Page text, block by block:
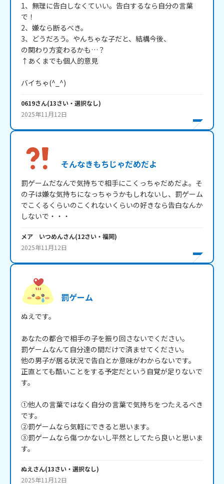
1、無理に告白しなくていい。告白するなら自分の言葉
で！
2、嫌なら断るべき。
3、どうだろう。やんちゃな子だと、結構今後、
の関わり方変わるかも…？
↑あくまでも個人的意見
バイちゃ(^_^)
0619さん(13さい・ 選択なし)
2025年11月12日
そんなきもちじゃだめだよ
罰ゲームだなんで気持ちで相手にこくっちゃだめだよ。そ
の子は嫌な気持ちになっちゃうかもしれないし、罰ゲーム
でこくるくらいのこくれないくらいの好きなら告白なんか
しないで・・・
メア いつめんさん(12さい・ 福岡)
2025年11月12日
罰ゲーム
ぬえです。
あなたの都合で相手の子を振り回さないでください。
罰ゲームなんて自分達の間だけで済ませてください。
他の男子が居る状況で告白とか意味がわからないです。
正直とても酷いことをする予定だという自覚が足りないで
す。
①他人の言葉ではなく自分の言葉で気持ちをつたえるべき
です。
②罰ゲームなら気軽にできると思います。
③罰ゲームなら傷つかないし平然としてたら良いと思いま
す。
ぬえ さん(13さい・ 選択なし)
2025年11月12日